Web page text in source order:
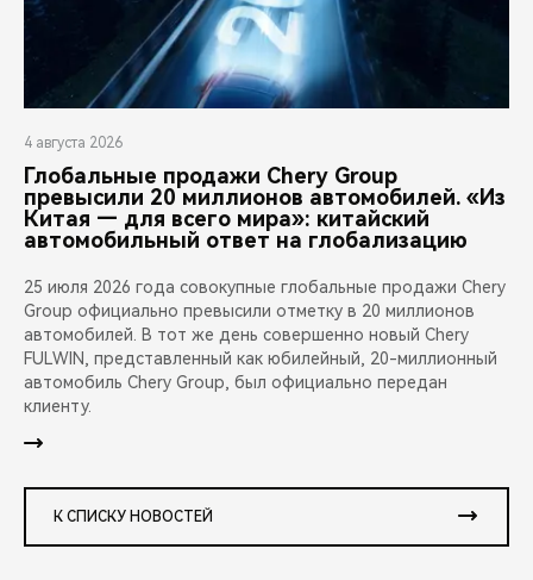
4 августа 2026
Глобальные продажи Chery Group
превысили 20 миллионов автомобилей. «Из
Китая — для всего мира»: китайский
автомобильный ответ на глобализацию
25 июля 2026 года совокупные глобальные продажи Chery
Group официально превысили отметку в 20 миллионов
автомобилей. В тот же день совершенно новый Chery
FULWIN, представленный как юбилейный, 20-миллионный
автомобиль Chery Group, был официально передан
клиенту.
К СПИСКУ НОВОСТЕЙ